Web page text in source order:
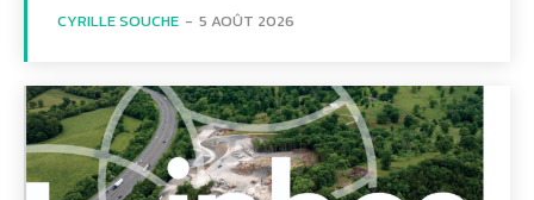
CYRILLE SOUCHE - 5 AOÛT 2026